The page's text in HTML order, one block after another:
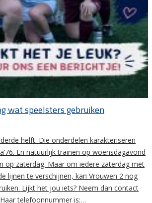
wat speelsters gebruiken
helft. Die onderdelen karakteriseren
En natuurlijk trainen op woensdagavond
op zaterdag. Maar om iedere zaterdag met
lijnen te verschijnen, kan Vrouwen 2 nog
Lijkt het jou iets? Neem dan contact
telefoonnummer is:…